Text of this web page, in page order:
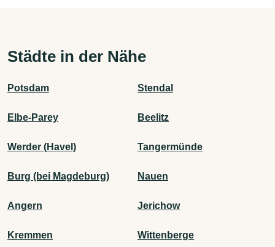
Städte in der Nähe
Potsdam Stendal
Elbe-Parey Beelitz
Werder (Havel) Tangermünde
Burg (bei Magdeburg) Nauen
Angern Jerichow
Kremmen Wittenberge